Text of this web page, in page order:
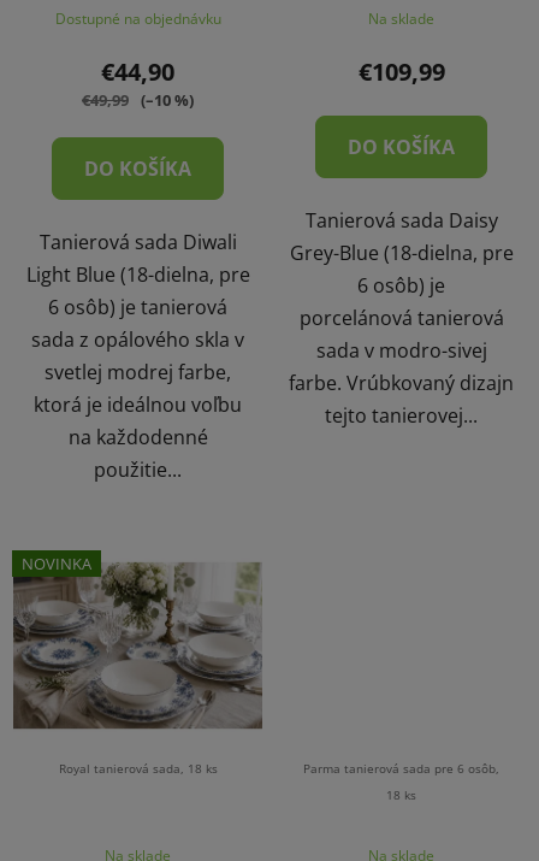
Dostupné na objednávku
€44,90
€49,99 (–10 %)
DO KOŠÍKA
Tanierová sada Diwali
Light Blue (18-dielna, pre
6 osôb) je tanierová
sada z opálového skla v
svetlej modrej farbe,
ktorá je ideálnou voľbu
na každodenné
použitie...
Na sklade
€109,99
DO KOŠÍKA
Tanierová sada Daisy
Grey-Blue (18-dielna, pre
6 osôb) je
porcelánová tanierová
sada v modro-sivej
farbe. Vrúbkovaný dizajn
tejto tanierovej...
NOVINKA
Royal tanierová sada, 18 ks
Na sklade
Parma tanierová sada pre 6 osôb,
18 ks
Na sklade